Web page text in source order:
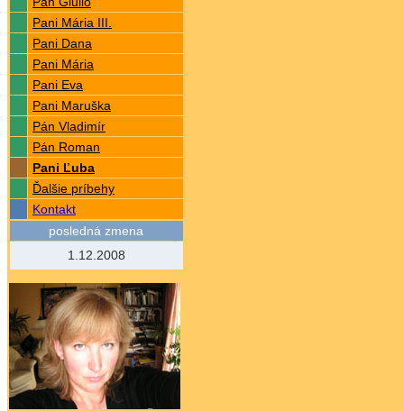
Pani Mária III.
Pani Dana
Pani Mária
Pani Eva
Pani Maruška
Pán Vladimír
Pán Roman
Pani Ľuba
Ďalšie príbehy
Kontakt
posledná zmena
1.12.2008